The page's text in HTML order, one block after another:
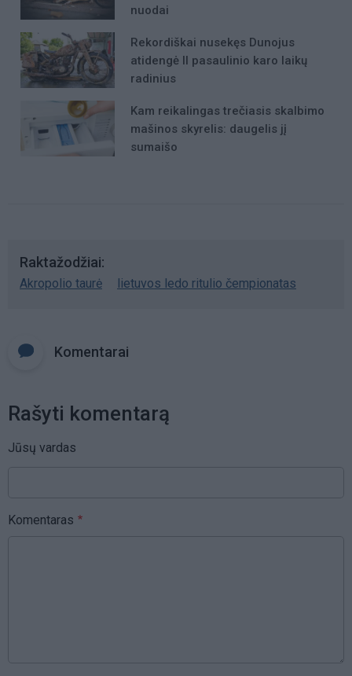
nuodai
Rekordiškai nusekęs Dunojus
atidengė II pasaulinio karo laikų
radinius
Kam reikalingas trečiasis skalbimo
mašinos skyrelis: daugelis jį
sumaišo
Raktažodžiai
Akropolio taurė lietuvos ledo ritulio čempionatas
Komentarai
Rašyti komentarą
Jūsų vardas
Komentaras